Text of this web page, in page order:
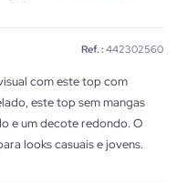
Ref. : 442302560
com este top com
este top sem mangas
e um decote redondo. O
looks casuais e jovens.